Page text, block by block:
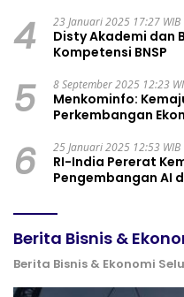
4 23 Januari 2025 17:27 WIB
Disty Akademi dan
Kompetensi BNSP
5 8 September 2025 12:23
Menkominfo:
Perkembangan
6 25 Januari 2025 12:53 WIB
RI-India Pererat
Pengembangan AI
Berita Bisnis &
Berita Bisnis & Ekonomi